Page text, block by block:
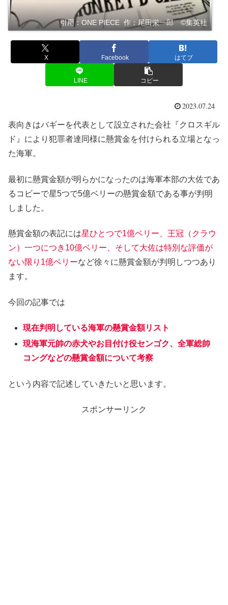
引用：ONE PIECE 作：尾田栄一郎 ©️集英社
X Facebook はてブ
LINE コピー
2023.07.24
表向きはバギーを代表として設立された会社『クロスギル
ド』により犯罪者達同様に懸賞金を付けられる立場となっ
た海軍。
最初に懸賞金額が明らかになったのは海軍本部の大佐であ
るコビーで星5つで5億ベリーの懸賞金額である事が判明
しました。
懸賞金額の表記には星ひとつで1億ベリー、王冠（クラウ
ン）一つにつき10億ベリー、そして大佐は特別な評価が
ない限り1億ベリーなど徐々に懸賞金額が判明しつつあり
ます。
今回の記事では
現在判明している海軍の懸賞金額リスト
現海軍元帥の赤犬やお目付け役センゴク、全軍総帥
コングなどの懸賞金額について考察
という内容で記述していきたいと思います。
スポンサーリンク